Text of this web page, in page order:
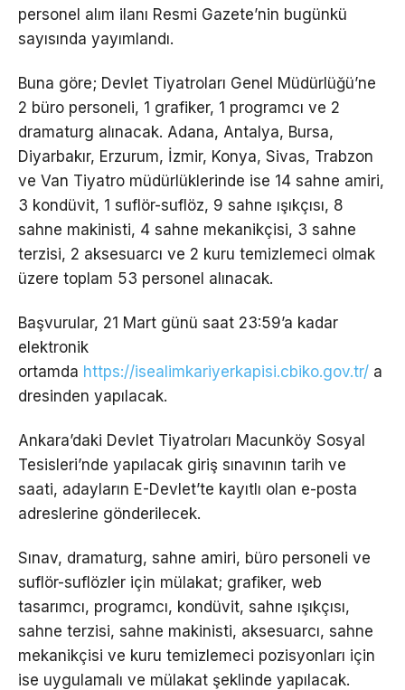
personel alım ilanı Resmi Gazete’nin bugünkü
sayısında yayımlandı.
Buna göre; Devlet Tiyatroları Genel Müdürlüğü’ne
2 büro personeli, 1 grafiker, 1 programcı ve 2
dramaturg alınacak. Adana, Antalya, Bursa,
Diyarbakır, Erzurum, İzmir, Konya, Sivas, Trabzon
ve Van Tiyatro müdürlüklerinde ise 14 sahne amiri,
3 kondüvit, 1 suflör-suflöz, 9 sahne ışıkçısı, 8
sahne makinisti, 4 sahne mekanikçisi, 3 sahne
terzisi, 2 aksesuarcı ve 2 kuru temizlemeci olmak
üzere toplam 53 personel alınacak.
Başvurular, 21 Mart günü saat 23:59’a kadar
elektronik
ortamda https://isealimkariyerkapisi.cbiko.gov.tr/ a
dresinden yapılacak.
Ankara’daki Devlet Tiyatroları Macunköy Sosyal
Tesisleri’nde yapılacak giriş sınavının tarih ve
saati, adayların E-Devlet’te kayıtlı olan e-posta
adreslerine gönderilecek.
Sınav, dramaturg, sahne amiri, büro personeli ve
suflör-suflözler için mülakat; grafiker, web
tasarımcı, programcı, kondüvit, sahne ışıkçısı,
sahne terzisi, sahne makinisti, aksesuarcı, sahne
mekanikçisi ve kuru temizlemeci pozisyonları için
ise uygulamalı ve mülakat şeklinde yapılacak.